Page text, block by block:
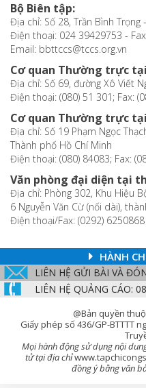
Bộ Biên tập:
Địa chỉ: Số 28, Trần Bình
Điện thoại: 024 39429753 -
Email: bbttccs@tccs.org.vn
Cơ quan Thường trực
Địa chỉ: Số 69, đường Xô Viết
Điện thoại: (080) 51 301; Fax:
Cơ quan Thường trực
Địa chỉ: Số 19 Phạm Ngọc
Thành phố Hồ Chí Minh
Điện thoại: (080) 84083; Fax:
Văn phòng đại diện tại
Địa chỉ: Phòng 302, Khu Hiệu
6 Nguyễn Văn Cừ (nối dài),
Điện thoại/Fax: (0292) 6250868
HÀNH
LIÊN HỆ GỬI BÀI VÀ
LIÊN HỆ QUẢNG CÁO:
@Bản quyền
Giấy phép số 436/GP-BTTTT
Mọi hành động sử dụng nội
tử tại địa chỉ
đồng ý bằng văn